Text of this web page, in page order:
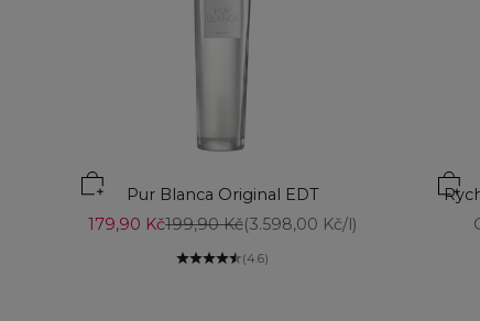
Pur Blanca Original EDT
Prodejní cena
179,90 KčBěžná cena
199,90 Kč(3.598,00 Kč/l)
(4.6)